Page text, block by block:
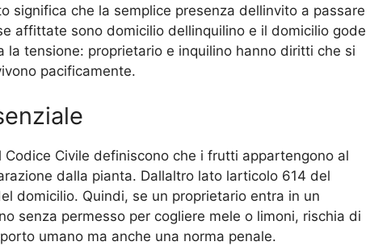
significa che la semplice presenza dellinvito a passare
affittate sono domicilio dellinquilino e il domicilio gode
la tensione: proprietario e inquilino hanno diritti che si
pacificamente.
Civile definiscono che i frutti appartengono al
dalla pianta. Dallaltro lato larticolo 614 del
domicilio. Quindi, se un proprietario entra in un
senza permesso per cogliere mele o limoni, rischia di
umano ma anche una norma penale.